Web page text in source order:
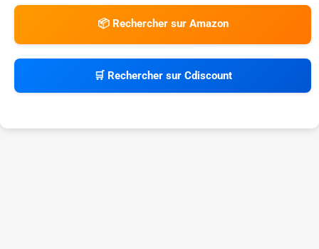
📦 Rechercher sur Amazon
🛒 Rechercher sur Cdiscount